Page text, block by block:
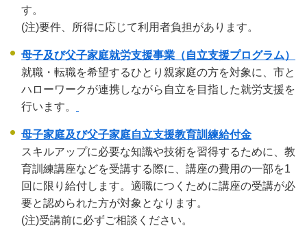
す。
(注)要件、所得に応じて利用者負担があります。
母子及び父子家庭就労支援事業（自立支援プログラム）
就職・転職を希望するひとり親家庭の方を対象に、市と
ハローワークが連携しながら自立を目指した就労支援を
行います。
母子家庭及び父子家庭自立支援教育訓練給付金
スキルアップに必要な知識や技術を習得するために、教
育訓練講座などを受講する際に、講座の費用の一部を1
回に限り給付します。適職につくために講座の受講が必
要と認められた方が対象となります。
(注)受講前に必ずご相談ください。